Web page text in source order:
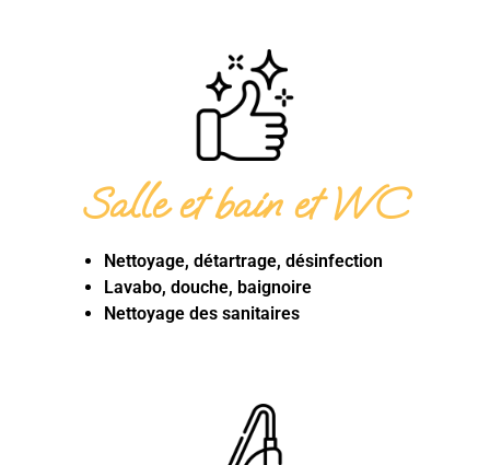
Salle et bain et WC
Nettoyage, détartrage, désinfection
Lavabo, douche, baignoire
Nettoyage des sanitaires